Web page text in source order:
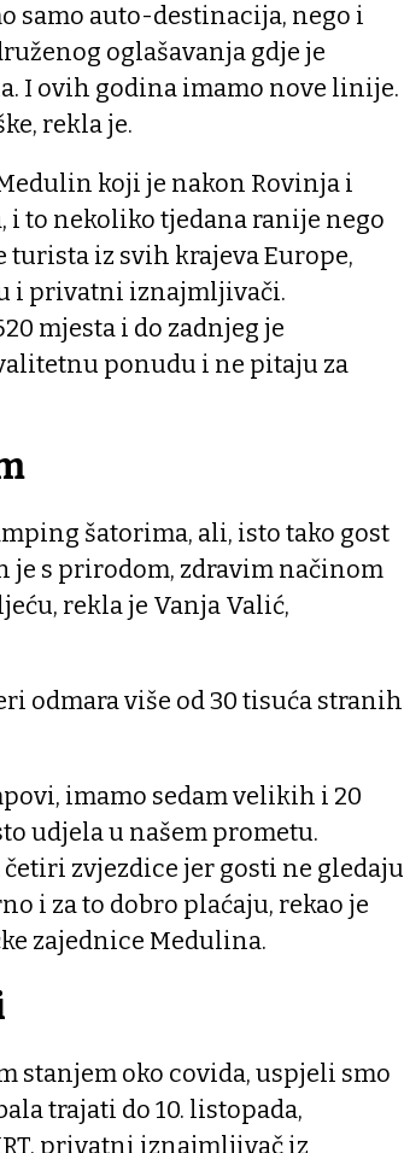
samo auto-destinacija, nego i
oglašavanja gdje je
I ovih godina imamo nove linije.
rekla je.
koji je nakon Rovinja i
to nekoliko tjedana ranije nego
iz svih krajeva Europe,
i privatni iznajmljivači.
mjesta i do zadnjeg je
ponudu i ne pitaju za
šatorima, ali, isto tako gost
je s prirodom, zdravim načinom
rekla je Vanja Valić,
odmara više od 30 tisuća stranih
imamo sedam velikih i 20
udjela u našem prometu.
zvjezdice jer gosti ne gledaju
i za to dobro plaćaju, rekao je
zajednice Medulina.
stanjem oko covida, uspjeli smo
trajati do 10. listopada,
privatni iznajmljivač iz